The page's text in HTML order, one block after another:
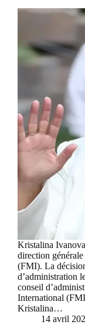
Kristalina
direction
(FMI). La
d’administration
conseil
International
Kristalina…
14 avril